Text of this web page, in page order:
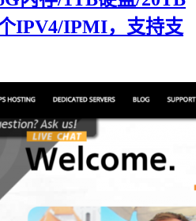
IPV4/IPMI，支持支